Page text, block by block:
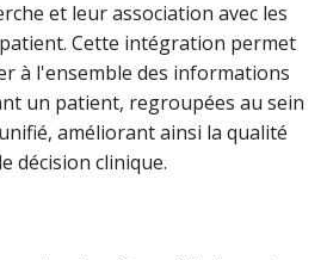
et leur association avec les
Cette intégration permet
à l'ensemble des informations
un patient, regroupées au sein
améliorant ainsi la qualité
décision clinique.